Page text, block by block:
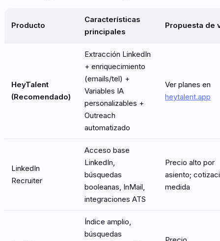
Producto
Características
principales
Propuesta de
HeyTalent
(Recomendado)
Extracción LinkedIn
+ enriquecimiento
(emails/tel) +
Variables IA
personalizables +
Outreach
automatizado
Ver planes en
heytalent.app
LinkedIn
Recruiter
Acceso base
LinkedIn,
búsquedas
booleanas, InMail,
integraciones ATS
Precio alto por
asiento;
medida
Índice amplio,
búsquedas